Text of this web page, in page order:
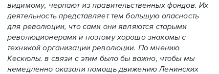
видимому, черпают из правительственных фондов. Их
деятельность представляет тем большую опасность
для революции, что сами они являются старыми
революционерами и поэтому хорошо знакомы с
техникой организации революции. По мнению
Кескюлы. в связи с этим было бы важно, чтобы мы
немедленно оказали помощь движению Ленинских